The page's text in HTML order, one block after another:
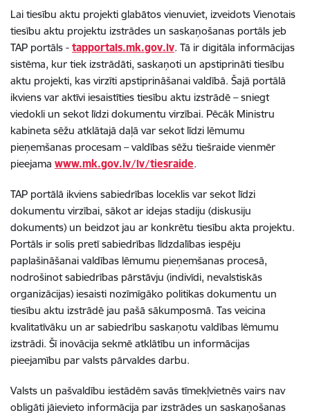
Lai tiesību aktu projekti glabātos vienuviet, izveidots Vienotais
tiesību aktu projektu izstrādes un saskaņošanas portāls jeb
TAP portāls - tapportals.mk.gov.lv. Tā ir digitāla informācijas
sistēma, kur tiek izstrādāti, saskaņoti un apstiprināti tiesību
aktu projekti, kas virzīti apstiprināšanai valdībā. Šajā portālā
ikviens var aktīvi iesaistīties tiesību aktu izstrādē – sniegt
viedokli un sekot līdzi dokumentu virzībai. Pēcāk Ministru
kabineta sēžu atklātajā daļā var sekot līdzi lēmumu
pieņemšanas procesam – valdības sēžu tiešraide vienmēr
pieejama www.mk.gov.lv/lv/tiesraide.
TAP portālā ikviens sabiedrības loceklis var sekot līdzi
dokumentu virzībai, sākot ar idejas stadiju (diskusiju
dokuments) un beidzot jau ar konkrētu tiesību akta projektu.
Portāls ir solis pretī sabiedrības līdzdalības iespēju
paplašināšanai valdības lēmumu pieņemšanas procesā,
nodrošinot sabiedrības pārstāvju (indivīdi, nevalstiskās
organizācijas) iesaisti nozīmīgāko politikas dokumentu un
tiesību aktu izstrādē jau pašā sākumposmā. Tas veicina
kvalitatīvāku un ar sabiedrību saskaņotu valdības lēmumu
izstrādi. Šī inovācija sekmē atklātību un informācijas
pieejamību par valsts pārvaldes darbu.
Valsts un pašvaldību iestādēm savās tīmekļvietnēs vairs nav
obligāti jāievieto informācija par izstrādes un saskaņošanas